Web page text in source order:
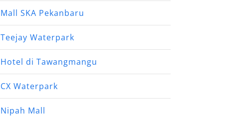
Mall SKA Pekanbaru
Teejay Waterpark
Hotel di Tawangmangu
CX Waterpark
Nipah Mall